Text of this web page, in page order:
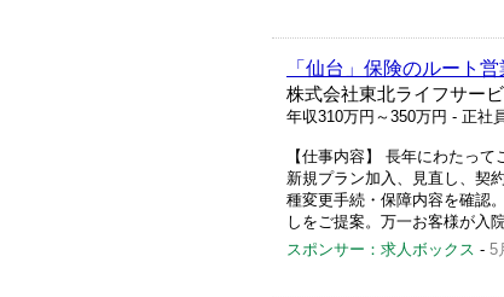
「仙台」保険のルート
株式会社東北ライフサー
年収310万円～350万円 - 正社
【仕事内容】 長年にわたっ
新規プラン加入、見直し、契
種変更手続・保障内容を確認
しをご提案。万一お客様が入
スポンサー：求人ボックス - 5